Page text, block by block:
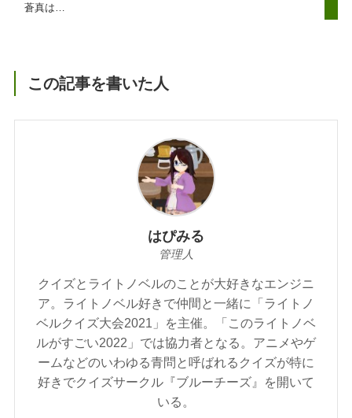
蒼真は…
この記事を書いた人
はぴみる
管理人
クイズとライトノベルのことが大好きなエンジニ
ア。ライトノベル好きで仲間と一緒に「ライトノ
ベルクイズ大会2021」を主催。「このライトノベ
ルがすごい2022」では協力者となる。アニメやゲ
ームなどのいわゆる青問と呼ばれるクイズが特に
好きでクイズサークル『ブルーチーズ』を開いて
いる。